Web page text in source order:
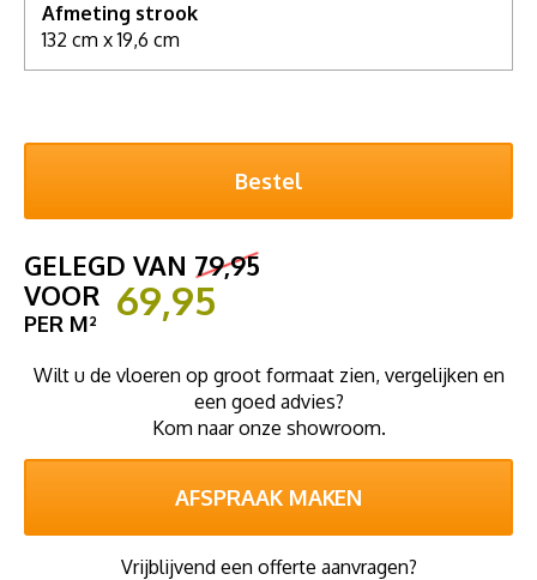
Afmeting strook
132 cm x 19,6 cm
GELEGD VAN 79,95
VOOR 69,95
PER M²
Wilt u de vloeren op groot formaat zien, vergelijken en
een goed advies?
Kom naar onze showroom.
AFSPRAAK MAKEN
Vrijblijvend een offerte aanvragen?